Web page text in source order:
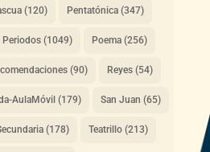
(120) Pentatónica(347)
Periodos(1049) Poema(256)
(90) Reyes(54)
AulaMóvil (179) San Juan (65)
(178) Teatrillo(213)